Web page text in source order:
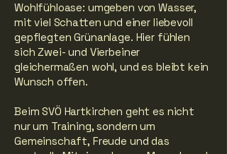
Wohlfühloase: umgeben von Wasser,
mit viel Schatten und einer liebevoll
gepflegten Grünanlage. Hier fühlen
sich Zwei- und Vierbeiner
gleichermaßen wohl, und es bleibt kein
Wunsch offen.
Beim SVÖ Hartkirchen geht es nicht
nur um Training, sondern um
Gemeinschaft, Freude und das